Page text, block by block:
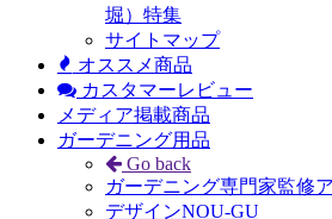
堀）特集
サイトマップ
オススメ商品
カスタマーレビュー
メディア掲載商品
ガーデニング用品
Go back
ガーデニング専門家監修
デザインNOU-GU